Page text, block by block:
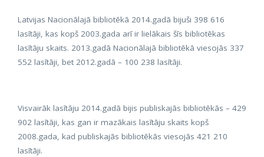
Latvijas Nacionālajā bibliotēkā 2014.gadā bijuši 398 616
lasītāji, kas kopš 2003.gada arī ir lielākais šīs bibliotēkas
lasītāju skaits. 2013.gadā Nacionālajā bibliotēkā viesojās 337
552 lasītāji, bet 2012.gadā – 100 238 lasītāji.
Visvairāk lasītāju 2014.gadā bijis publiskajās bibliotēkās – 429
902 lasītāji, kas gan ir mazākais lasītāju skaits kopš
2008.gada, kad publiskajās bibliotēkās viesojās 421 210
lasītāji.